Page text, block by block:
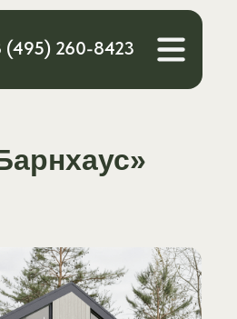
Расчет стоимости
(495) 260-8423